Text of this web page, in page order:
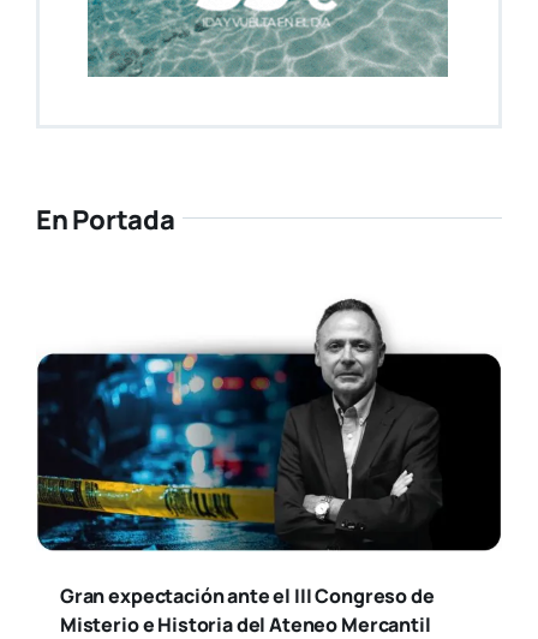
En Portada
Gran expectación ante el III Congreso de
Misterio e Historia del Ateneo Mercantil